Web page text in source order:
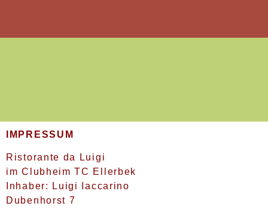
IMPRESSUM
Ristorante da Luigi
im Clubheim TC Ellerbek
Inhaber: Luigi Iaccarino
Dubenhorst 7